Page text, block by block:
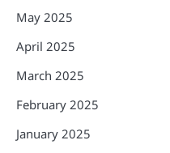
May 2025
April 2025
March 2025
February 2025
January 2025